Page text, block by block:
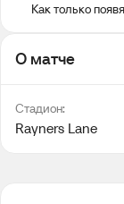
Как только
О матче
Стадион:
Rayners Lane